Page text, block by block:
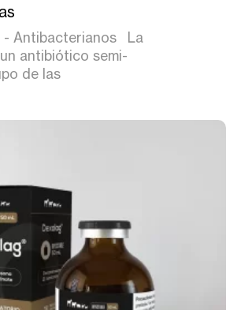
- Antibacterianos La
antibiótico semi-
de las